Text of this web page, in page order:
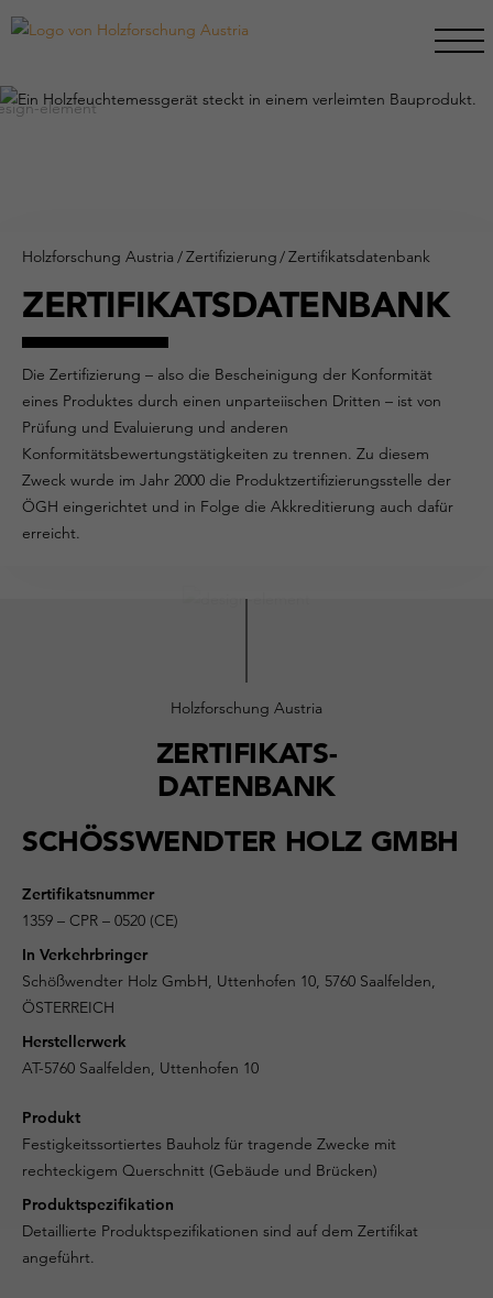
Holzforschung Austria /Zertifizierung/Zertifikatsdatenbank
ZERTIFIKATSDATENBANK
Die Zertifizierung – also die Bescheinigung der Konformität
eines Produktes durch einen unparteiischen Dritten – ist von
Prüfung und Evaluierung und anderen
Konformitätsbewertungstätigkeiten zu trennen. Zu diesem
Zweck wurde im Jahr 2000 die Produktzertifizierungsstelle der
ÖGH eingerichtet und in Folge die Akkreditierung auch dafür
erreicht.
Holzforschung Austria
ZERTIFIKATS-
DATENBANK
SCHÖSSWENDTER HOLZ GMBH
Zertifikatsnummer
1359 – CPR – 0520 (CE)
In Verkehrbringer
Schößwendter Holz GmbH, Uttenhofen 10, 5760 Saalfelden,
ÖSTERREICH
Herstellerwerk
AT-5760 Saalfelden, Uttenhofen 10
Produkt
Festigkeitssortiertes Bauholz für tragende Zwecke mit
rechteckigem Querschnitt (Gebäude und Brücken)
Produktspezifikation
Detaillierte Produktspezifikationen sind auf dem Zertifikat
angeführt.